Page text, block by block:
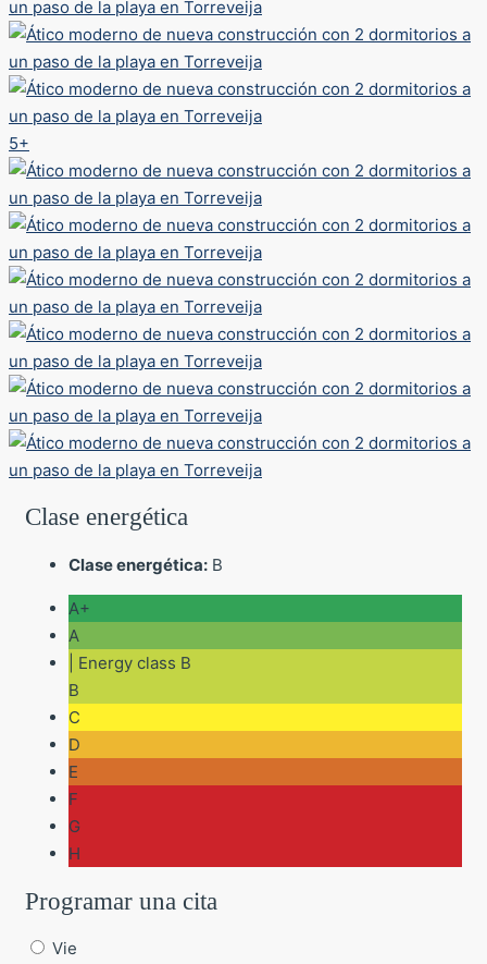
acondicionado por conductos.Disfrute de un entorno
natural y costero únicoTorrevieja es famosa por sus
lagunas salinas naturales y el Parque Natural protegido
de La Mata y Torrevieja, situado a solo 4 km de la
urbanización. Los lagos rosados y verdes, los senderos
para caminar y la rica biodiversidad crean un entorno
saludable e inspirador.Distancias a puntos de interés
clavePlaya del Acequion 0,4 kmPuerto de Torrevieja 0,5
kmParque Natural de La Mata y Torrevieja 4
kmVillamartin Golf 8 kmAeropuerto de Alicante 45
kmAeropuerto de Murcia 60 kmSu hogar mediterráneo
le esperaEsta es una oportunidad única para adquirir un
moderno apartamento de nueva construcción en una de
las ciudades costeras más codiciadas de la Costa
Blanca. Póngase en contacto con nosotros hoy mismo
para concertar una visita y asegurarse su nuevo hogar
en el centro de Torrevieja.
5+
Clase energética
Clase energética: B
A+
A
| Energy class B
B
C
D
E
F
G
H
Programar una cita
Vie